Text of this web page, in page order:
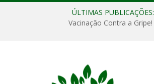
ÚLTIMAS PUBLICAÇÕES:
Vacinação Contra a Gripe!